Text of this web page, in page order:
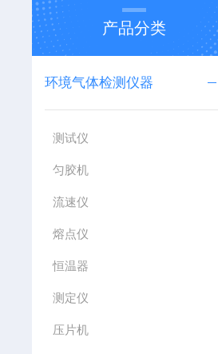
产品分类
环境气体检测仪器
测试仪
匀胶机
流速仪
熔点仪
恒温器
测定仪
压片机